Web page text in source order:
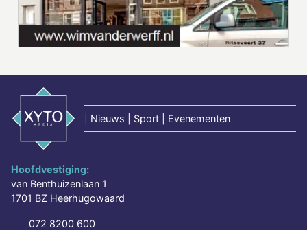
Nieuws | Sport | Evenementen
Hoofdvestiging:
van Benthuizenlaan 1
1701 BZ Heerhugowaard
072 8200 600